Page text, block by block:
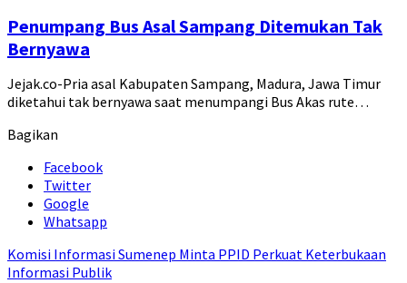
Penumpang Bus Asal Sampang Ditemukan Tak
Bernyawa
Jejak.co-Pria asal Kabupaten Sampang, Madura, Jawa Timur
diketahui tak bernyawa saat menumpangi Bus Akas rute…
Bagikan
Facebook
Twitter
Google
Whatsapp
Komisi Informasi Sumenep Minta PPID Perkuat Keterbukaan
Informasi Publik